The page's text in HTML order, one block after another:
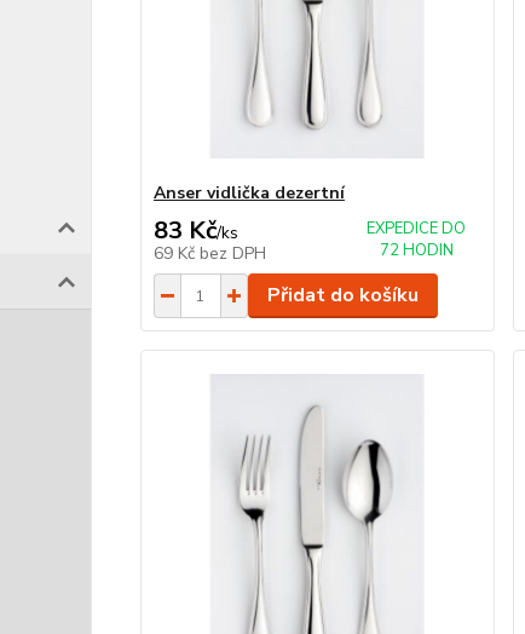
Anser vidlička dezertní
83 Kč/ks
69 Kč bez DPH
EXPEDICE DO
72 HODIN
Přidat do košíku